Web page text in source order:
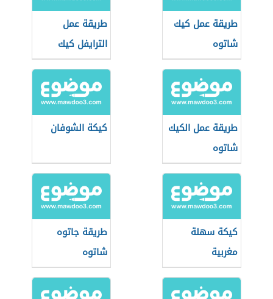
طريقة عمل كيك
شاتوه
طريقة عمل
الترايفل كيك
طريقة عمل الكيك
شاتوه
كيكة الشوفان
كيكة سهلة
مغربية
طريقة جاتوه
شاتوه